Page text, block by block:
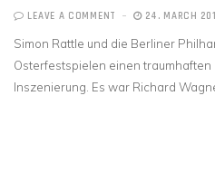
LEAVE A COMMENT 24. MARCH
Simon Rattle und die Berliner
Osterfestspielen einen traumhaften
Inszenierung. Es war Richard